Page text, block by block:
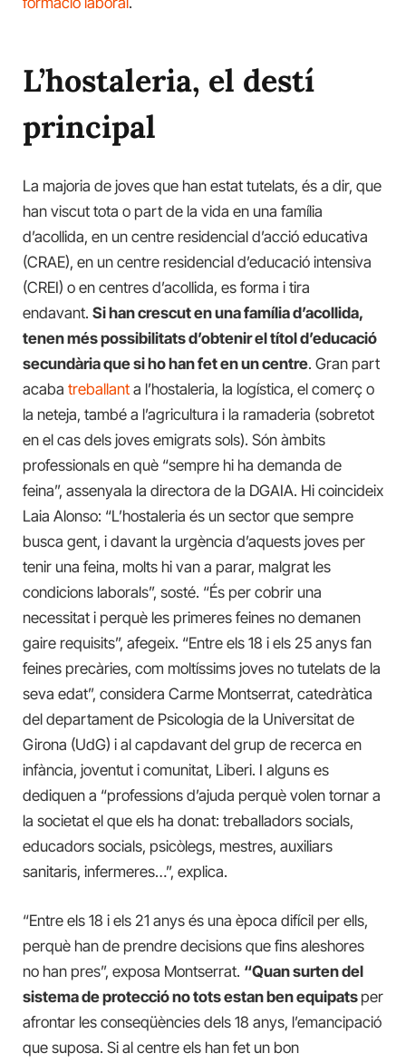
L’hostaleria, el destí
principal
La majoria de joves que han estat tutelats, és a dir, que
han viscut tota o part de la vida en una família
d’acollida, en un centre residencial d’acció educativa
(CRAE), en un centre residencial d’educació intensiva
(CREI) o en centres d’acollida, es forma i tira
endavant. Si han crescut en una família d’acollida,
tenen més possibilitats d’obtenir el títol d’educació
secundària que si ho han fet en un centre. Gran part
acaba treballant a l’hostaleria, la logística, el comerç o
la neteja, també a l’agricultura i la ramaderia (sobretot
en el cas dels joves emigrats sols). Són àmbits
professionals en què “sempre hi ha demanda de
feina”, assenyala la directora de la DGAIA. Hi coincideix
Laia Alonso: “L’hostaleria és un sector que sempre
busca gent, i davant la urgència d’aquests joves per
tenir una feina, molts hi van a parar, malgrat les
condicions laborals”, sosté. “És per cobrir una
necessitat i perquè les primeres feines no demanen
gaire requisits”, afegeix. “Entre els 18 i els 25 anys fan
feines precàries, com moltíssims joves no tutelats de la
seva edat”, considera Carme Montserrat, catedràtica
del departament de Psicologia de la Universitat de
Girona (UdG) i al capdavant del grup de recerca en
infància, joventut i comunitat, Liberi. I alguns es
dediquen a “professions d’ajuda perquè volen tornar a
la societat el que els ha donat: treballadors socials,
educadors socials, psicòlegs, mestres, auxiliars
sanitaris, infermeres…”, explica.
“Entre els 18 i els 21 anys és una època difícil per ells,
perquè han de prendre decisions que fins aleshores
no han pres”, exposa Montserrat. “Quan surten del
sistema de protecció no tots estan ben equipats per
afrontar les conseqüències dels 18 anys, l’emancipació
que suposa. Si al centre els han fet un bon